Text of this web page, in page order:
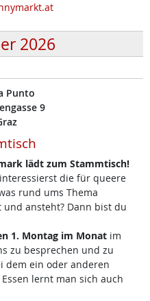
2026
Punto
9
lädt zum Stammtisch!
die für queere
rund ums Thema
und ansteht? Dann bist du
1. Montag im Monatim
zu besprechen und zu
dem ein oder anderen
lernt man sich auch